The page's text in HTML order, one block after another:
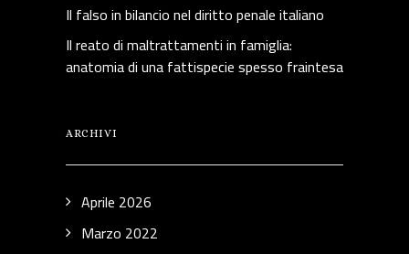
Il falso in bilancio nel diritto penale italiano
Il reato di maltrattamenti in famiglia:
anatomia di una fattispecie spesso fraintesa
ARCHIVI
Aprile 2026
Marzo 2022